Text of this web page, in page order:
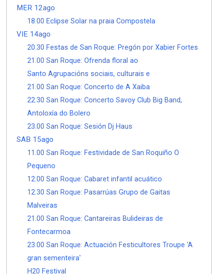
MER 12ago
18.00 Eclipse Solar na praia Compostela
VIE 14ago
20.30 Festas de San Roque: Pregón por Xabier Fortes
21.00 San Roque: Ofrenda floral ao
Santo Agrupacións sociais, culturais e
21.00 San Roque: Concerto de A Xaiba
22.30 San Roque: Concerto Savoy Club Big Band,
Antoloxía do Bolero
23.00 San Roque: Sesión Dj Haus
SAB 15ago
11.00 San Roque: Festividade de San Roquiño O
Pequeno
12.00 San Roque: Cabaret infantil acuático
12.30 San Roque: Pasarrúas Grupo de Gaitas
Malveiras
21.00 San Roque: Cantareiras Bulideiras de
Fontecarmoa
23.00 San Roque: Actuación Festicultores Troupe 'A
gran sementeira'
H20 Festival